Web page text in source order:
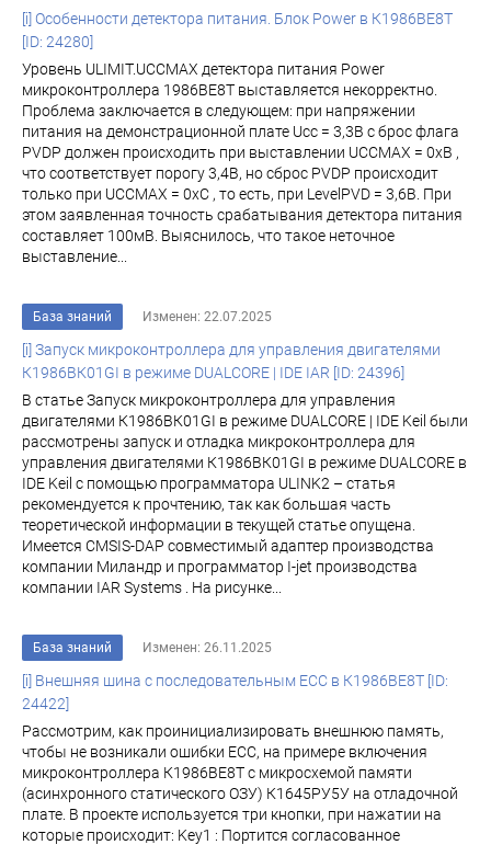
[i] Особенности детектора питания. Блок Power в К1986ВЕ8T
[ID: 24280]
Уровень ULIMIT.UCCMAX детектора питания Power
микроконтроллера 1986ВЕ8Т выставляется некорректно.
Проблема заключается в следующем: при напряжении
питания на демонстрационной плате Ucc = 3,3В с брос флага
PVDP должен происходить при выставлении UCCMAX = 0хВ ,
что соответствует порогу 3,4В, но сброс PVDP происходит
только при UCCMAX = 0хС , то есть, при LevelPVD = 3,6В. При
этом заявленная точность срабатывания детектора питания
составляет 100мВ. Выяснилось, что такое неточное
выставление...
База знаний Изменен: 22.07.2025
[i] Запуск микроконтроллера для управления двигателями
К1986ВК01GI в режиме DUALCORE | IDE IAR [ID: 24396]
В статье Запуск микроконтроллера для управления
двигателями К1986ВК01GI в режиме DUALCORE | IDE Keil были
рассмотрены запуск и отладка микроконтроллера для
управления двигателями К1986ВК01GI в режиме DUALCORE в
IDE Keil с помощью программатора ULINK2 – статья
рекомендуется к прочтению, так как большая часть
теоретической информации в текущей статье опущена.
Имеется CMSIS-DAP совместимый адаптер производства
компании Миландр и программатор I-jet производства
компании IAR Systems . На рисунке...
База знаний Изменен: 26.11.2025
[i] Внешняя шина с последовательным ECC в К1986ВЕ8Т [ID:
24422]
Рассмотрим, как проинициализировать внешнюю память,
чтобы не возникали ошибки ECC, на примере включения
микроконтроллера К1986ВЕ8Т с микросхемой памяти
(асинхронного статического ОЗУ) К1645РУ5У на отладочной
плате. В проекте используется три кнопки, при нажатии на
которые происходит: Key1 : Портится согласованное